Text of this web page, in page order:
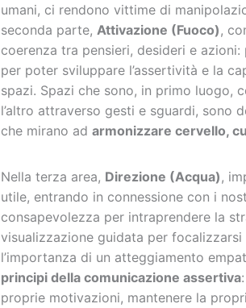
umani, ci rendono vittime di
seconda parte, Attivazione (Fuoco) ,
coerenza tra pensieri, desideri e
per poter sviluppare l’assertività e la
spazi. Spazi che sono, in primo luogo,
l’altro attraverso gesti e sguardi, sono
che mirano ad armonizzare cervello,
Nella terza area, Direzione (Acqua) ,
utile, entrando in connessione con i
consapevolezza per intraprendere la
visualizzazione guidata per
l’importanza di un atteggiamento
principi della comunicazione assertiva
proprie motivazioni, mantenere la